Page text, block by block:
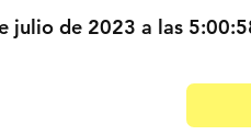
julio de 2023 a las